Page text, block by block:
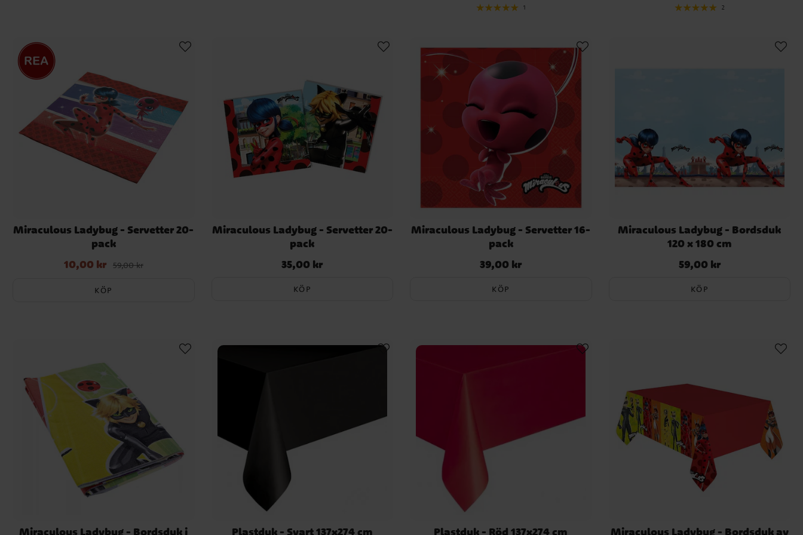
1 2
Miraculous Ladybug - Servetter 20-
pack
Nuvarande pris: 10,00 krTidigare pris
10,00 kr 59,00 kr
KÖP
Miraculous Ladybug - Servetter 20-
pack
Pris:35,00 kr
35,00 kr
KÖP
Miraculous Ladybug - Servetter 16-
pack
Pris:39,00 kr
39,00 kr
KÖP
Miraculous Ladybug - Bordsduk
120 x 180 cm
Pris:59,00 kr
59,00 kr
KÖP
Miraculous Ladybug - Bordsduk i
Plastduk - Svart 137x274 cm Plastduk - Röd 137x274 cm
Miraculous Ladybug - Bordsduk av